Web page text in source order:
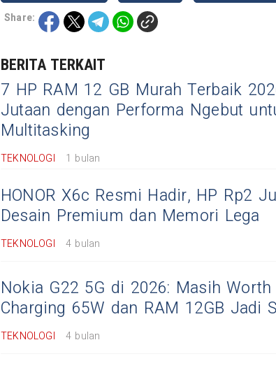
Share:
BERITA TERKAIT
7 HP RAM 12 GB Murah Terbaik
Jutaan dengan Performa Ngebut
Multitasking
TEKNOLOGI 1 bulan
HONOR X6c Resmi Hadir, HP Rp2
Desain Premium dan Memori Lega
TEKNOLOGI 4 bulan
Nokia G22 5G di 2026: Masih Worth
Charging 65W dan RAM 12GB Jadi
TEKNOLOGI 4 bulan